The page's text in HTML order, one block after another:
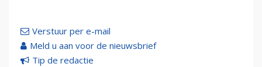
Verstuur per e-mail
Meld u aan voor de nieuwsbrief
Tip de redactie